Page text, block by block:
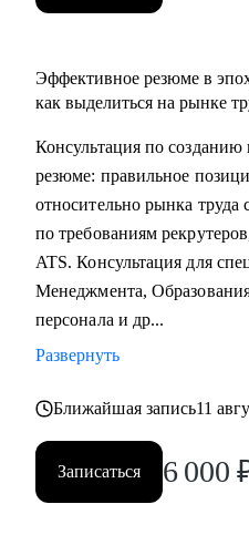
- Education Tech
Про мой опыт:
Операционным директором
full-time занятости.
• Трижды проходила
медицинское образование,
безопасности (Wallarm),
Практикум, QA Guru) и
• Регулярно прохожу
глубже разбираться в
Как я работаю:
клиента,
Эффективное резюме в
как выделиться на рынке
Консультация по
резюме: правильное
относительно рынка
по требованиям
ATS. Консультация для
Менеджмента,
персонала и др...
Развернуть
Ближайшая запись11
Записаться 6 000